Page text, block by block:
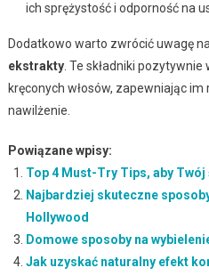
ich sprężystość i odporność na
Dodatkowo warto zwrócić uwagę na
ekstrakty. Te składniki pozytywnie
kręconych włosów, zapewniając
nawilżenie.
Powiązane wpisy:
Top 4 Must-Try Tips, aby
Najbardziej skuteczne
Hollywood
Domowe sposoby na
Jak uzyskać naturalny efekt